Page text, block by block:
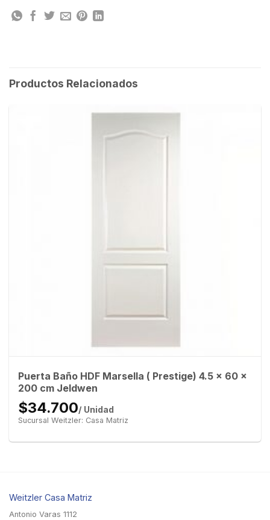
Productos Relacionados
Puerta Baño HDF Marsella ( Prestige) 4.5 x 60 x
200 cm Jeldwen
$34.700/ Unidad
Sucursal Weitzler: Casa Matriz
Weitzler Casa Matriz
Antonio Varas 1112